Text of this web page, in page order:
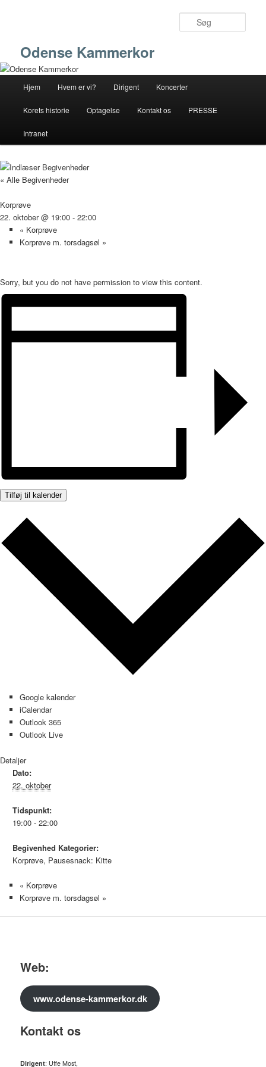
Odense Kammerkor
Hjem Hvem er vi? Dirigent Koncerter
Korets historie Optagelse Kontakt os PRESSE
Intranet
« Alle Begivenheder
Korprøve
22. oktober @ 19:00 - 22:00
« Korprøve
Korprøve m. torsdagsøl »
Sorry, but you do not have permission to view this content.
Tilføj til kalender
Google kalender
iCalendar
Outlook 365
Outlook Live
Detaljer
Dato:
22. oktober
Tidspunkt:
19:00 - 22:00
Begivenhed Kategorier:
Korprøve, Pausesnack: Kitte
« Korprøve
Korprøve m. torsdagsøl »
Web:
www.odense-kammerkor.dk
Kontakt os
Dirigent: Uffe Most,